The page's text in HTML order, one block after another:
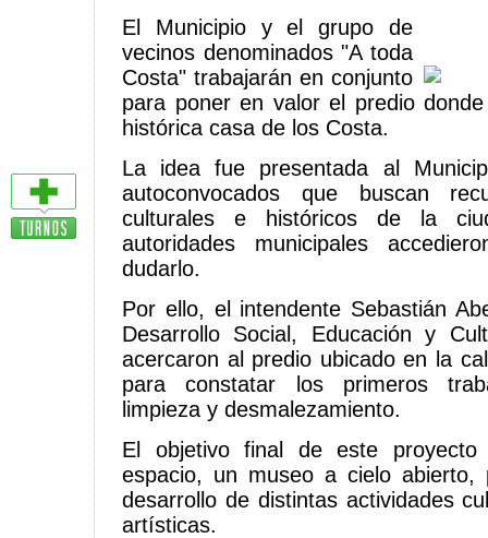
El Municipio y el grupo de
vecinos denominados "A toda
Costa" trabajarán en conjunto
para poner en valor el predio
histórica casa de los Costa.
La idea fue presentada al
autoconvocados que buscan
culturales e históricos de la
autoridades municipales
dudarlo.
Por ello, el intendente Sebastián
Desarrollo Social, Educación y
acercaron al predio ubicado en la
para constatar los primeros
limpieza y desmalezamiento.
El objetivo final de este
espacio, un museo a cielo abierto,
desarrollo de distintas actividades
artísticas.